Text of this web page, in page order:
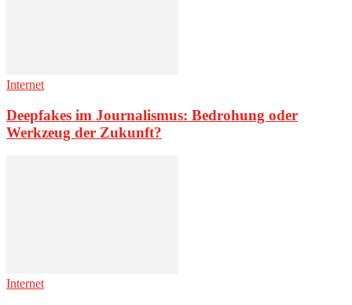
Internet
Deepfakes im Journalismus: Bedrohung oder
Werkzeug der Zukunft?
Internet